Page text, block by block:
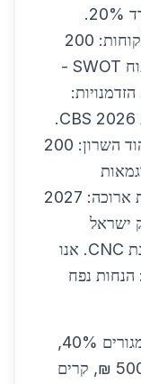
מובילה. ישראל: יבוא מאוקראינה ירד 20%.
תחזית Q4: ירידה 5% אם שלום. לקוחות: 200
. פירוט נוסף: ניתוח SWOT -
ירוק, איומים: תחרות. סטטיסטיקות CBS 2026.
השקעות: 1.2 מיליארד ₪ בשוק. בהוד השרון: 200
4500 ₪. דוגמאות
פרויקטים: מחסן 5000 מ"ר. תחזית ארוכה: 2027
ישראל
3.5%. ביקוש תעשייתי גבוה ממכונת CNC. אנו
הנחות נפח
הרחבה: ביקוש סקטוריאלי - בנייה מגורים 40%,
מסחרי 30%. מחירי פלדה חמה 5000 ₪, קרים